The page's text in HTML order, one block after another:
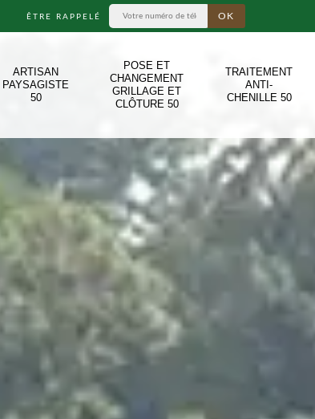
ÊTRE RAPPELÉ
ARTISAN
PAYSAGISTE
50
POSE ET
CHANGEMENT
GRILLAGE ET
CLÔTURE 50
TRAITEMENT
ANTI-
CHENILLE 50